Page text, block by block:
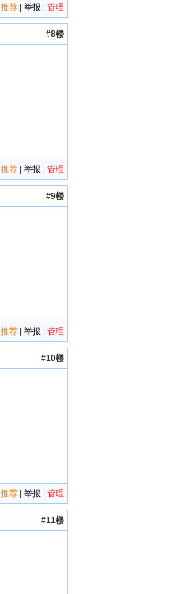
推荐 举报 管理
#8楼
推荐 举报 管理
#9楼
推荐 举报 管理
#10楼
推荐 举报 管理
#11楼